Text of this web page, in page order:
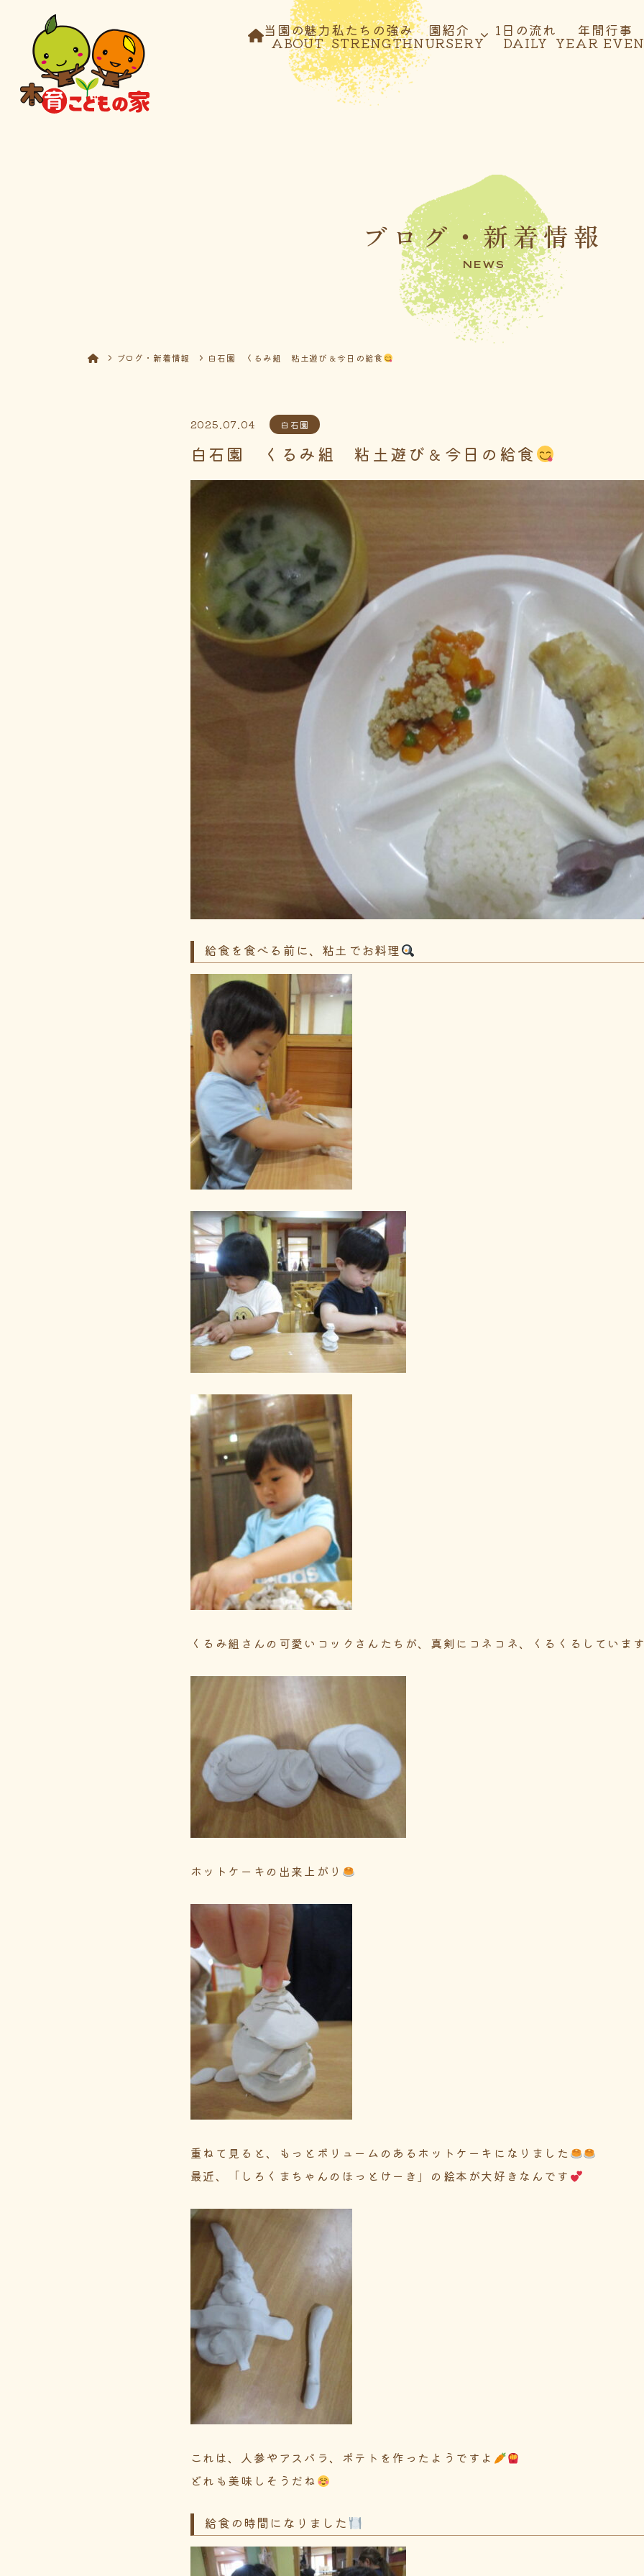
当園の魅力
ABOUT
私たちの強み
STRENGTH
園紹介
NURSERY
1日の流れ
DAILY
年間行事
YEAR
ブログ・新着情報
NEWS
ブログ・新着情報 白石園 くるみ組 粘土遊び＆今日の給食
2025.07.04 白石園
白石園 くるみ組 粘土遊び＆今日の給食
給食を食べる前に、粘土でお料理
くるみ組さんの可愛いコックさんたちが、真剣にコネコネ、くるくるしていま
ホットケーキの出来上がり
重ねて見ると、もっとボリュームのあるホットケーキになりました
最近、「しろくまちゃんのほっとけーき」の絵本が大好きなんです
これは、人参やアスパラ、ポテトを作ったようですよ
どれも美味しそうだね
給食の時間になりました